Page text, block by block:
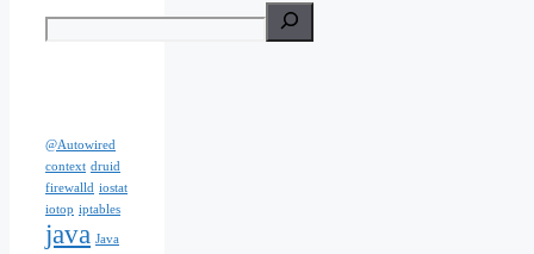
@Autowired
context druid
firewalld iostat
iotop iptables
java Java